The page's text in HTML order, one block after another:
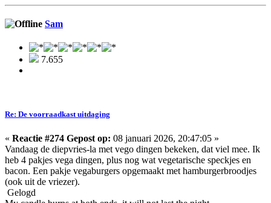
Sam
7.655
Re: De voorraadkast uitdaging
« Reactie #274 Gepost op: 08 januari 2026, 20:47:05 »
Vandaag de diepvries-la met vego dingen bekeken, dat viel mee. Ik
heb 4 pakjes vega dingen, plus nog wat vegetarische speckjes en
bacon. Een pakje vegaburgers opgemaakt met hamburgerbroodjes
(ook uit de vriezer).
Gelogd